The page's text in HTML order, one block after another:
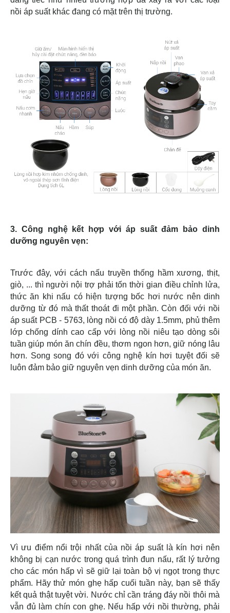
nồi áp suất khác đang có mặt trên thị trường.
3. Công nghệ kết hợp với áp suất đảm bảo dinh
dưỡng nguyên vẹn:
Trước đây, với cách nấu truyền thống hầm xương, thịt,
giò, ... thì người nội trợ phải tốn thời gian điều chỉnh lửa,
thức ăn khi nấu có hiện tượng bốc hơi nước nên dinh
dưỡng từ đó mà thất thoát đi một phần. Còn đối với nồi
áp suất PCB - 5763, lòng nồi có độ dày 1.5mm, phủ thêm
lớp chống dính cao cấp với lòng nồi niêu tạo dòng sôi
tuần giúp món ăn chín đều, thơm ngon hơn, giữ nóng lâu
hơn. Song song đó với công nghệ kín hơi tuyệt đối sẽ
luôn đảm bảo giữ nguyên vẹn dinh dưỡng của món ăn.
Vì ưu điểm nổi trội nhất của nồi áp suất là kín hơi nên
không bị cạn nước trong quá trình đun nấu, rất lý tưởng
cho các món hấp vì sẽ giữ lại toàn bộ vị ngọt trong thực
phẩm. Hãy thử món ghẹ hấp cuối tuần này, bạn sẽ thấy
kết quả thật tuyệt vời. Nước chỉ cần tráng đáy nồi thôi mà
vẫn đủ làm chín con ghẹ. Nếu hấp với nồi thường, phải